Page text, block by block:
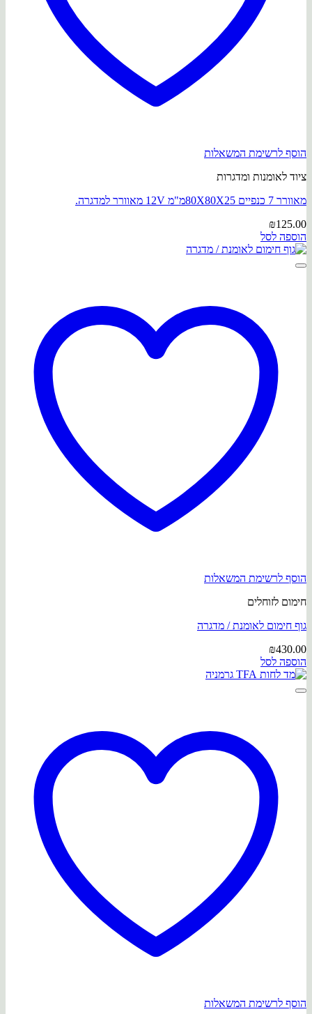
הוסף לרשימת המשאלות
ציוד לאומנות ומדגרות
מאוורר 7 כנפיים 80X80X25מ"מ 12V מאוורר למדגרה.
₪125.00
הוספה לסל
הוסף לרשימת המשאלות
חימום לזוחלים
גוף חימום לאומנת / מדגרה
₪430.00
הוספה לסל
הוסף לרשימת המשאלות